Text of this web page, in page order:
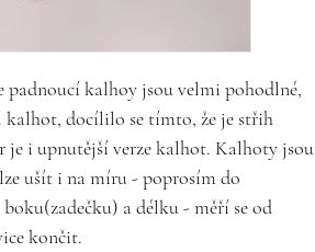
kalhoy jsou velmi pohodlné,
kalhot, docílilo se tímto, že je střih
je i upnutější verze kalhot. Kalhoty jsou
ušít i na míru - poprosím do
a délku - měří se od
končit.